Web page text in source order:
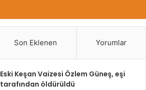
Son Eklenen Yorumlar
Eski Keşan Vaizesi Özlem Güneş, eşi
tarafından öldürüldü